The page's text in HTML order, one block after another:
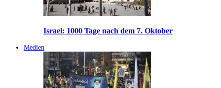
Israel: 1000 Tage nach dem 7. Oktober
Medien